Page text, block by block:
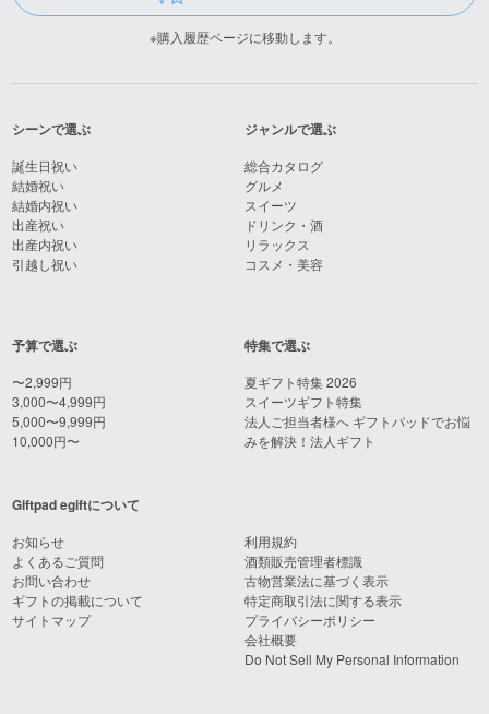
※購入履歴ページに移動します。
シーンで選ぶ
誕生日祝い
結婚祝い
結婚内祝い
出産祝い
出産内祝い
引越し祝い
予算で選ぶ
〜2,999円
3,000〜4,999円
5,000〜9,999円
10,000円〜
ジャンルで選ぶ
総合カタログ
グルメ
スイーツ
ドリンク・酒
リラックス
コスメ・美容
特集で選ぶ
夏ギフト特集 2026
スイーツギフト特集
法人ご担当者様へ ギフトパッドでお悩
みを解決！法人ギフト
Giftpad egiftについて
お知らせ
よくあるご質問
お問い合わせ
ギフトの掲載について
サイトマップ
利用規約
酒類販売管理者標識
古物営業法に基づく表示
特定商取引法に関する表示
プライバシーポリシー
会社概要
Do Not Sell My Personal Information